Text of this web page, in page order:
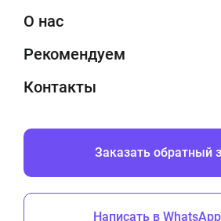
О нас
Рекомендуем
Контакты
Заказать обратный
Написать в WhatsApp